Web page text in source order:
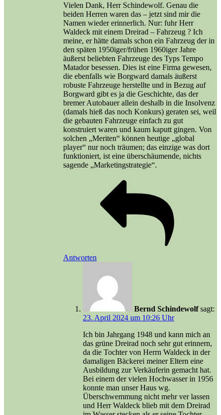
Vielen Dank, Herr Schindewolf. Genau die
beiden Herren waren das – jetzt sind mir die
Namen wieder erinnerlich. Nur: fuhr Herr
Waldeck mit einem Dreirad – Fahrzeug ? Ich
meine, er hätte damals schon ein Fahrzeug der in
den späten 1950iger/frühen 1960iger Jahre
äußerst beliebten Fahrzeuge des Typs Tempo
Matador besessen. Dies ist eine Firma gewesen,
die ebenfalls wie Borgward damals äußerst
robuste Fahrzeuge herstellte und in Bezug auf
Borgward gibt es ja die Geschichte, das der
bremer Autobauer allein deshalb in die Insolvenz
(damals hieß das noch Konkurs) geraten sei, weil
die gebauten Fahrzeuge einfach zu gut
konstruiert waren und kaum kaputt gingen. Von
solchen „Meriten“ können heutige „global
player“ nur noch träumen; das einzige was dort
funktioniert, ist eine überschäumende, nichts
sagende „Marketingstrategie“.
Antworten
Bernd Schindewolf sagt:
23. April 2024 um 10:26 Uhr
Ich bin Jahrgang 1948 und kann mich an
das grüne Dreirad noch sehr gut erinnern,
da die Tochter von Herrn Waldeck in der
damaligen Bäckerei meiner Eltern eine
Ausbildung zur Verkäuferin gemacht hat.
Bei einem der vielen Hochwasser in 1956
konnte man unser Haus wg.
Überschwemmung nicht mehr ver lassen
und Herr Waldeck blieb mit dem Dreirad